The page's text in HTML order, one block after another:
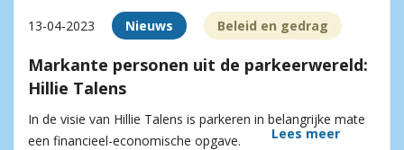
13-04-2023 Nieuws Beleid en gedrag
Markante personen uit de parkeerwereld:
Hillie Talens
In de visie van Hillie Talens is parkeren in belangrijke mate
een financieel-economische opgave.
Lees meer